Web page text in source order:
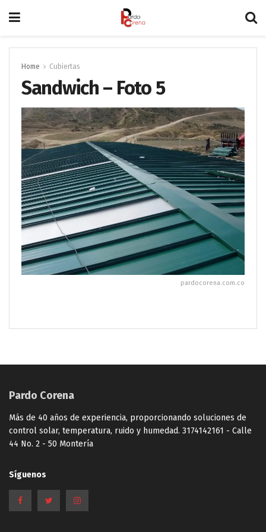
Home Cubiertas
Sandwich – Foto 5
pardocorena.com.co
Pardo Corena
Más de 40 años de experiencia, proporcionando soluciones de
control solar, temperatura, ruido y humedad. 3174142161 - Calle
44 No. 2 - 50 Montería
Síguenos